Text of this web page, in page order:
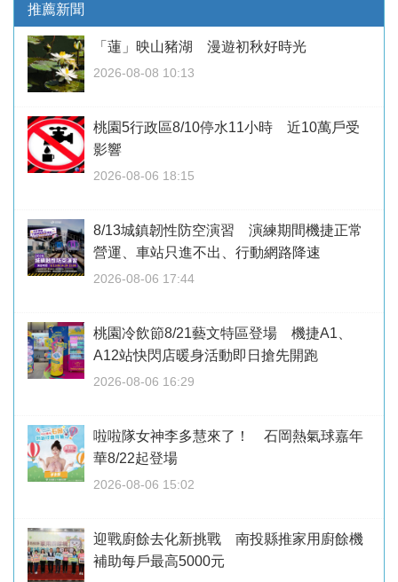
推薦新聞
「蓮」映山豬湖 漫遊初秋好時光
2026-08-08 10:13
桃園5行政區8/10停水11小時 近10萬戶受
影響
2026-08-06 18:15
8/13城鎮韌性防空演習 演練期間機捷正常
營運、車站只進不出、行動網路降速
2026-08-06 17:44
桃園冷飲節8/21藝文特區登場 機捷A1、
A12站快閃店暖身活動即日搶先開跑
2026-08-06 16:29
啦啦隊女神李多慧來了！ 石岡熱氣球嘉年
華8/22起登場
2026-08-06 15:02
迎戰廚餘去化新挑戰 南投縣推家用廚餘機
補助每戶最高5000元